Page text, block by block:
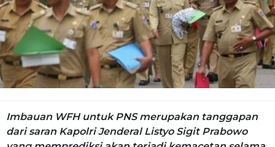
Imbauan WFH untuk PNS merupakan tanggapan
dari saran Kapolri Jenderal Listyo Sigit Prabowo